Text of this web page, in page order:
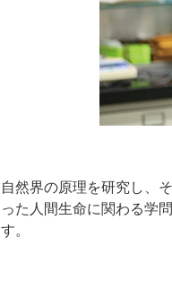
自然界の原理を研究し、
った人間生命に関わる学
す。